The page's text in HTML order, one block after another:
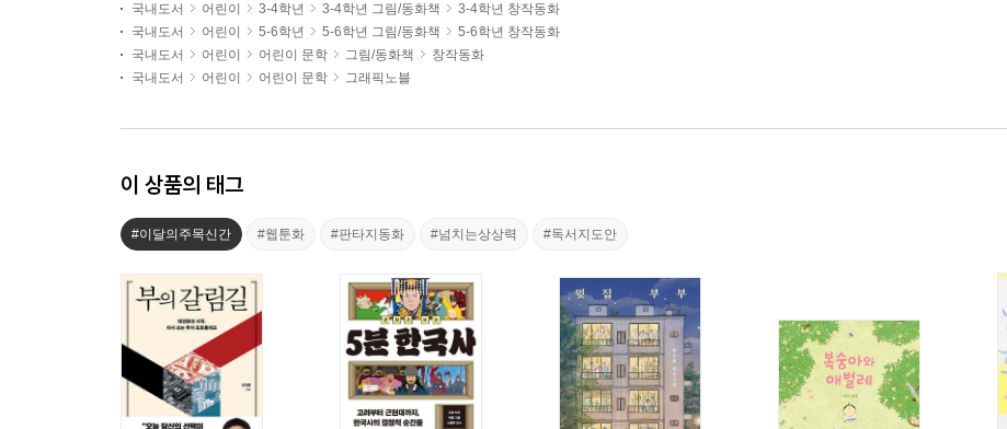
국내도서
어린이 3-4학년 3-4학년 그림/동화책
3-4학년 창작동화
국내도서
어린이 5-6학년 5-6학년 그림/동화책
5-6학년 창작동화
국내도서
어린이 어린이 문학 그림/동화책
창작동화
국내도서
어린이 어린이 문학 그래픽노블
이 상품의 태그
#이달의주목신간 #웹툰화 #판타지동화 #넘치는상상력 #독서지도안